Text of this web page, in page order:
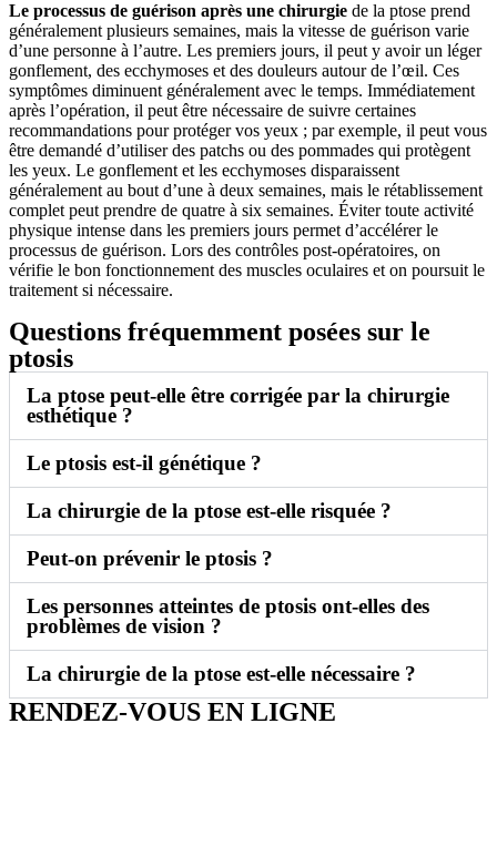
Le processus de guérison après une chirurgie de la ptose prend
généralement plusieurs semaines, mais la vitesse de guérison varie
d’une personne à l’autre. Les premiers jours, il peut y avoir un léger
gonflement, des ecchymoses et des douleurs autour de l’œil. Ces
symptômes diminuent généralement avec le temps. Immédiatement
après l’opération, il peut être nécessaire de suivre certaines
recommandations pour protéger vos yeux ; par exemple, il peut vous
être demandé d’utiliser des patchs ou des pommades qui protègent
les yeux. Le gonflement et les ecchymoses disparaissent
généralement au bout d’une à deux semaines, mais le rétablissement
complet peut prendre de quatre à six semaines. Éviter toute activité
physique intense dans les premiers jours permet d’accélérer le
processus de guérison. Lors des contrôles post-opératoires, on
vérifie le bon fonctionnement des muscles oculaires et on poursuit le
traitement si nécessaire.
Questions fréquemment posées sur le
ptosis
La ptose peut-elle être corrigée par la chirurgie
esthétique ?
Le ptosis est-il génétique ?
La chirurgie de la ptose est-elle risquée ?
Peut-on prévenir le ptosis ?
Les personnes atteintes de ptosis ont-elles des
problèmes de vision ?
La chirurgie de la ptose est-elle nécessaire ?
RENDEZ-VOUS EN LIGNE